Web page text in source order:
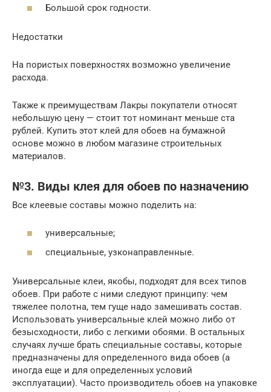
Большой срок годности.
Недостатки
На пористых поверхностях возможно увеличение
расхода.
Также к преимуществам Лакры покупатели относят
небольшую цену — стоит тот номинант меньше ста
рублей. Купить этот клей для обоев на бумажной
основе можно в любом магазине строительных
материалов.
№3. Виды клея для обоев по назначению
Все клеевые составы можно поделить на:
универсальные;
специальные, узконаправленные.
Универсальные клеи, якобы, подходят для всех типов
обоев. При работе с ними следуют принципу: чем
тяжелее полотна, тем гуще надо замешивать состав.
Использовать универсальные клей можно либо от
безысходности, либо с легкими обоями. В остальных
случаях лучше брать специальные составы, которые
предназначены для определенного вида обоев (а
иногда еще и для определенных условий
эксплуатации). Часто производитель обоев на упаковке